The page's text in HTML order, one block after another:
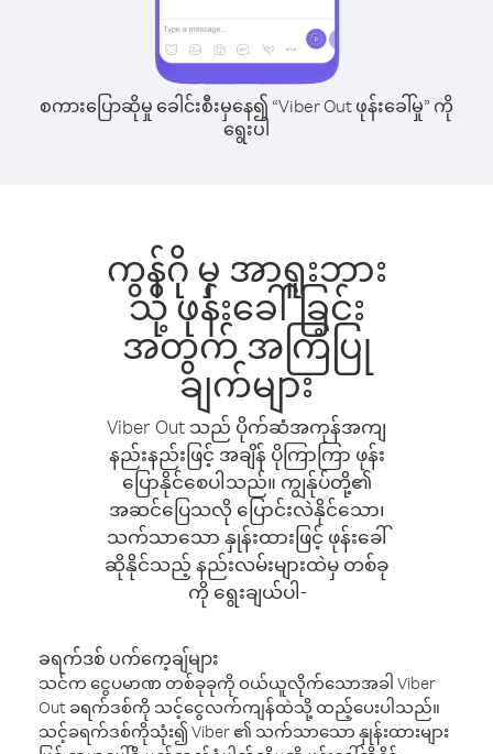
စကားပြောဆိုမှု ခေါင်းစီးမှနေ၍ “Viber Out ဖုန်းခေါ်မှု” ကို
ရွေးပါ
ကွန်ဂို မှ အာရူးဘား
သို့ ဖုန်းခေါ်ခြင်း
အတွက် အကြံပြု
ချက်များ
Viber Out သည် ပိုက်ဆံအကုန်အကျ
နည်းနည်းဖြင့် အချိန် ပိုကြာကြာ ဖုန်း
ပြောနိုင်စေပါသည်။ ကျွန်ုပ်တို့၏
အဆင်ပြေသလို ပြောင်းလဲနိုင်သော၊
သက်သာသော နှုန်းထားဖြင့် ဖုန်းခေါ်
ဆိုနိုင်သည့် နည်းလမ်းများထဲမှ တစ်ခု
ကို ရွေးချယ်ပါ-
ခရက်ဒစ် ပက်ကေ့ချ်များ
သင်က ငွေပမာဏ တစ်ခုခုကို ဝယ်ယူလိုက်သောအခါ Viber
Out ခရက်ဒစ်ကို သင့်ငွေလက်ကျန်ထဲသို့ ထည့်ပေးပါသည်။
သင့်ခရက်ဒစ်ကိုသုံး၍ Viber ၏ သက်သာသော နှုန်းထားများ